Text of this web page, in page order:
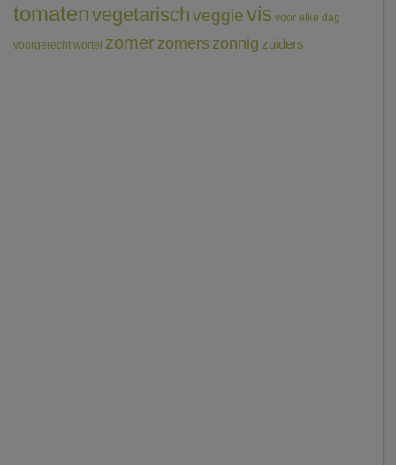
tomatenvegetarischveggievis voor elke dag
voorgerecht wortel zomerzomerszonnig zuiders